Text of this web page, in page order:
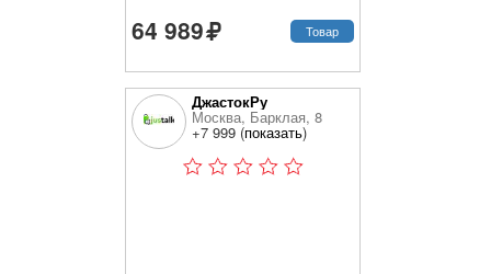
64 989 Товар
ДжастокРу
Москва, Барклая, 8
+7 999 (показать)